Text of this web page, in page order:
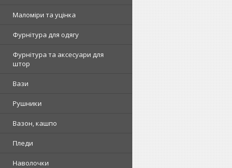
Маломіри та уцінка
Фурнітура для одягу
Фурнітура та аксесуари для
штор
Вази
Рушники
Вазон, кашпо
Пледи
Наволочки